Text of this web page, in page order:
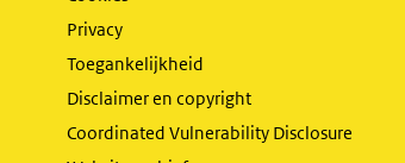
Privacy
Toegankelijkheid
Disclaimer en copyright
Coordinated Vulnerability Disclosure